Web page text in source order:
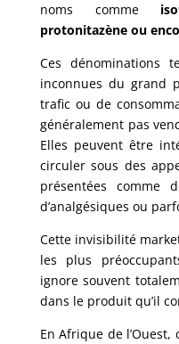
noms comme
protonitazène ou
Ces dénominations
inconnues du grand
trafic ou de
généralement pas
Elles peuvent être
circuler sous des
présentées comme
d’analgésiques ou
Cette invisibilité
les plus
ignore souvent
dans le produit qu’il
En Afrique de